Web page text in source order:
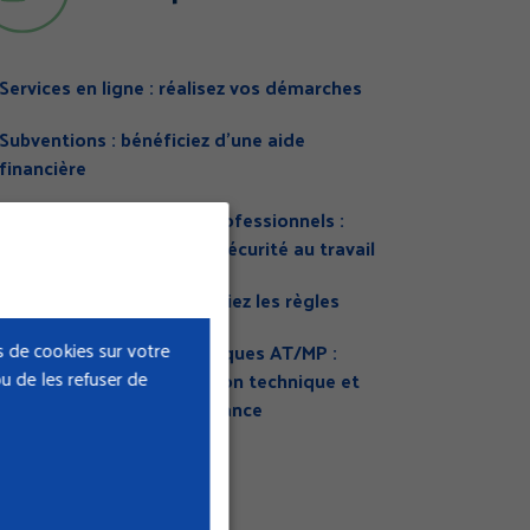
de cookies sur votre
de les refuser de
en ligne : réalisez vos démarches
: bénéficiez d’une aide
des risques professionnels :
vous en santé et sécurité au travail
AT/MP : identifiez les règles
& statistiques AT/MP :
la documentation technique et
données sur l’Île-de-France